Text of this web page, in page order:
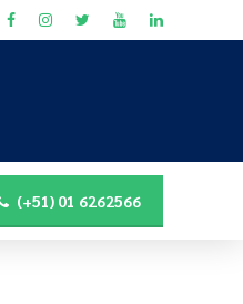
(+51) 01 6262566